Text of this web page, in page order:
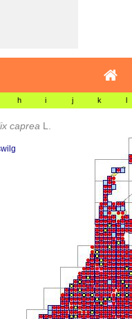
h i j k l
caprea L.